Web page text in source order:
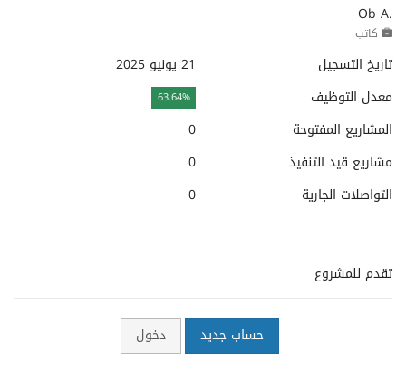
Ob A.
كاتب
تاريخ التسجيل
21 يونيو 2025
معدل التوظيف
63.64%
المشاريع المفتوحة
0
مشاريع قيد التنفيذ
0
التواصلات الجارية
0
تقدم للمشروع
حساب جديد دخول